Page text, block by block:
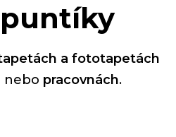
a fototapetách
nebo pracovnách.